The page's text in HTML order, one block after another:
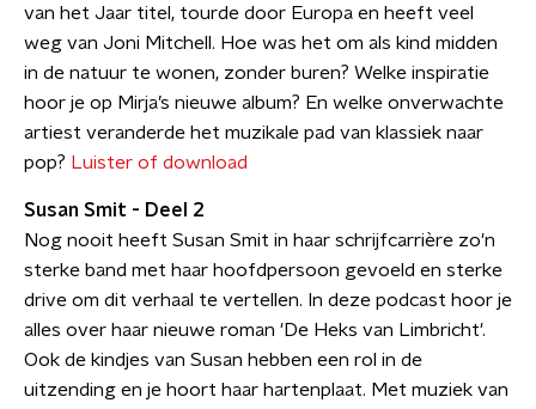
van het Jaar titel, tourde door Europa en heeft veel
weg van Joni Mitchell. Hoe was het om als kind midden
in de natuur te wonen, zonder buren? Welke inspiratie
hoor je op Mirja’s nieuwe album? En welke onverwachte
artiest veranderde het muzikale pad van klassiek naar
pop? Luister of download
Susan Smit - Deel 2
Nog nooit heeft Susan Smit in haar schrijfcarrière zo'n
sterke band met haar hoofdpersoon gevoeld en sterke
drive om dit verhaal te vertellen. In deze podcast hoor je
alles over haar nieuwe roman 'De Heks van Limbricht'.
Ook de kindjes van Susan hebben een rol in de
uitzending en je hoort haar hartenplaat. Met muziek van